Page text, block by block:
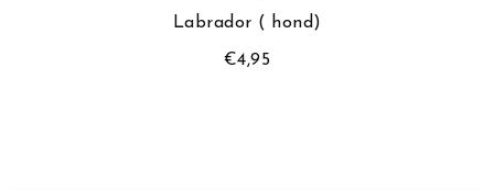
Labrador ( hond)
€4,95